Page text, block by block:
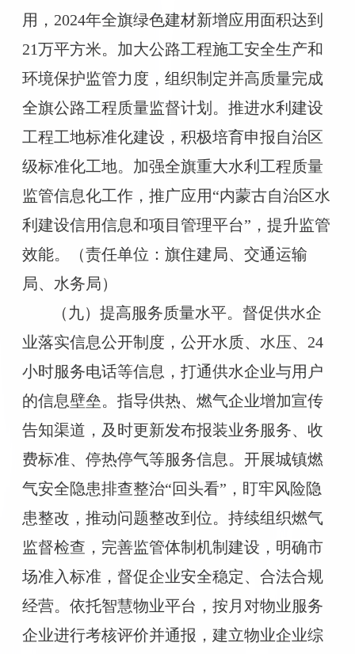
用，2024年全旗绿色建材新增应用面积达到
21万平方米。加大公路工程施工安全生产和
环境保护监管力度，组织制定并高质量完成
全旗公路工程质量监督计划。推进水利建设
工程工地标准化建设，积极培育申报自治区
级标准化工地。加强全旗重大水利工程质量
监管信息化工作，推广应用“内蒙古自治区水
利建设信用信息和项目管理平台”，提升监管
效能。（责任单位：旗住建局、交通运输
局、水务局）
（九）提高服务质量水平。督促供水企
业落实信息公开制度，公开水质、水压、24
小时服务电话等信息，打通供水企业与用户
的信息壁垒。指导供热、燃气企业增加宣传
告知渠道，及时更新发布报装业务服务、收
费标准、停热停气等服务信息。开展城镇燃
气安全隐患排查整治“回头看”，盯牢风险隐
患整改，推动问题整改到位。持续组织燃气
监督检查，完善监管体制机制建设，明确市
场准入标准，督促企业安全稳定、合法合规
经营。依托智慧物业平台，按月对物业服务
企业进行考核评价并通报，建立物业企业综